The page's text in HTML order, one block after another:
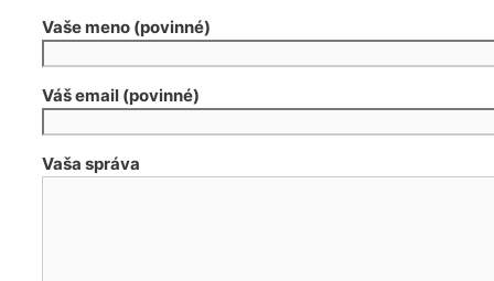
Vaše meno (povinné)
Váš email (povinné)
Vaša správa